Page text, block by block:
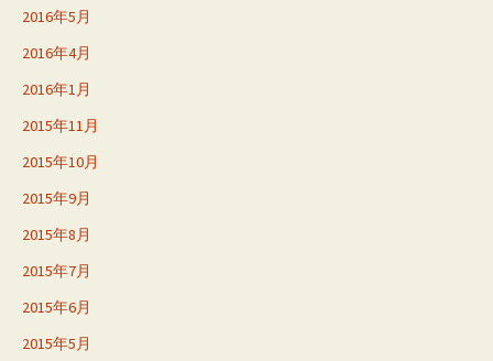
2016年5月
2016年4月
2016年1月
2015年11月
2015年10月
2015年9月
2015年8月
2015年7月
2015年6月
2015年5月